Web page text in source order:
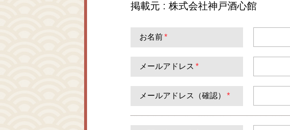
掲載元 : 株式会社神戸酒心館
お名前 *
メールアドレス *
メールアドレス（確認） *